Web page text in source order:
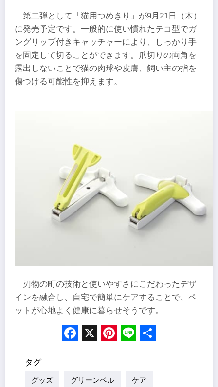
第二弾として「猫用つめきり」が9月21日（木）
に発売予定です。一般的に使い慣れたテコ型でガ
ングリップ付きキャッチャーにより、しっかり手
を固定して切ることができます。爪切りの両角を
露出しないことで猫の肉球や皮膚、飼い主の指を
傷つける可能性を抑えます。
刃物の町の技術と使いやすさにこだわったデザ
インを融合し、自宅で簡単にケアすることで、ペ
ットが心地よく健康に暮らせそうです。
Facebook
X Pinterest
LineShare
タグ
グッズ グリーンベル ケア